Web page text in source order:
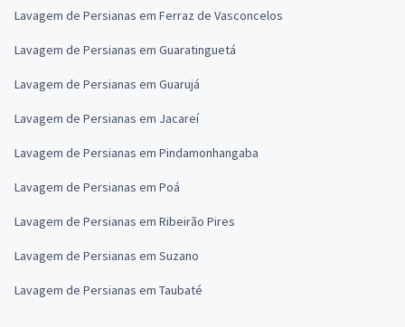
Lavagem de Persianas em Ferraz de Vasconcelos
Lavagem de Persianas em Guaratinguetá
Lavagem de Persianas em Guarujá
Lavagem de Persianas em Jacareí
Lavagem de Persianas em Pindamonhangaba
Lavagem de Persianas em Poá
Lavagem de Persianas em Ribeirão Pires
Lavagem de Persianas em Suzano
Lavagem de Persianas em Taubaté